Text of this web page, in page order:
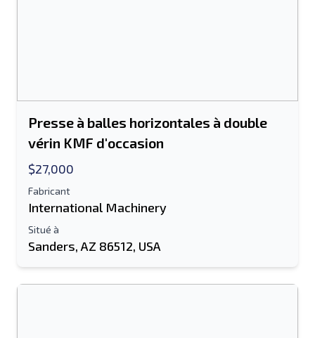
Presse à balles horizontales à double
vérin KMF d'occasion
$27,000
Fabricant
International Machinery
Situé à
Sanders, AZ 86512, USA